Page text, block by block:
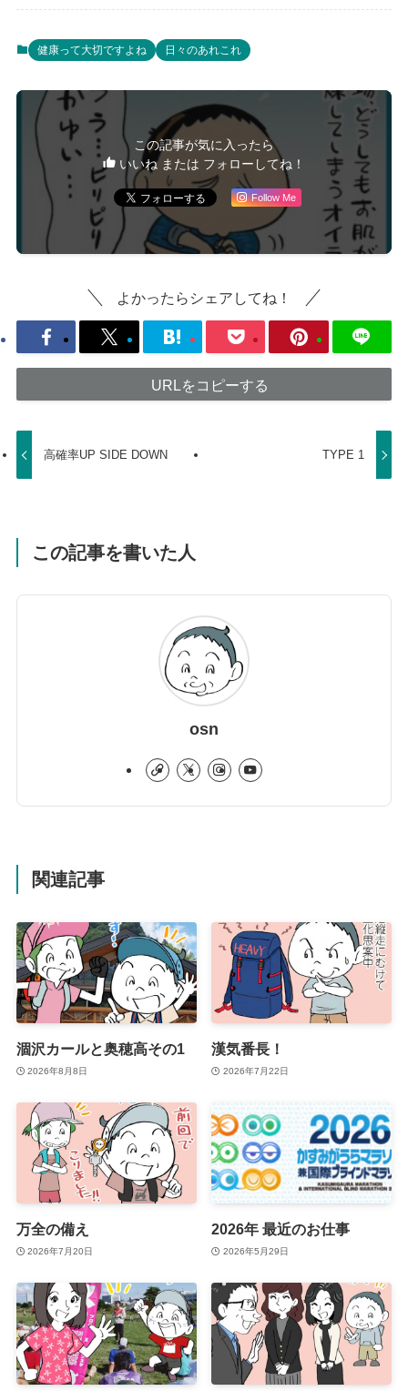
健康って大切ですよね 日々のあれこれ
この記事が気に入ったら
いいね または フォローしてね！
Follow Me
よかったらシェアしてね！
URLをコピーする
高確率UP SIDE DOWN TYPE 1
この記事を書いた人
osn
関連記事
涸沢カールと奥穂高その1
2026年8月8日
漢気番長！
2026年7月22日
万全の備え
2026年7月20日
2026年 最近のお仕事
2026年5月29日